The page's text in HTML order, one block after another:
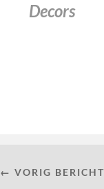
Decors
← VORIG BERICHT